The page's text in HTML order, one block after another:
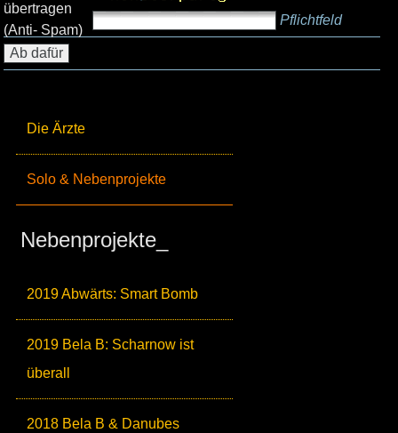
Die Ärzte
Solo & Nebenprojekte
Nebenprojekte_
2019 Abwärts: Smart Bomb
2019 Bela B: Scharnow ist
überall
2018 Bela B & Danubes
übertragen
(Anti- Spam)
Pflichtfeld